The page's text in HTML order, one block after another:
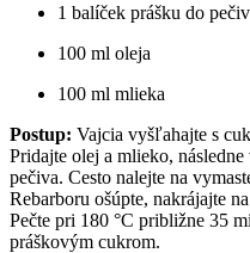
1 balíček prášku do
100 ml oleja
100 ml mlieka
Postup: Vajcia vyšľahajte s
Pridajte olej a mlieko,
pečiva. Cesto nalejte na
Rebarboru ošúpte, nakrájajte
Pečte pri 180 °C približne 35
práškovým cukrom.